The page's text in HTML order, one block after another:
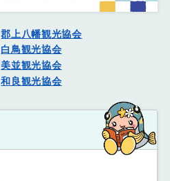
郡上八幡観光協会
白鳥観光協会
美並観光協会
和良観光協会